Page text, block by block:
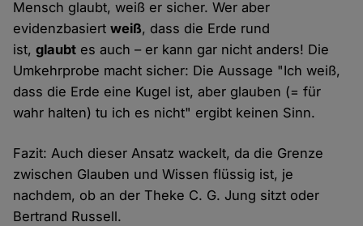
Mensch glaubt, weiß er sicher. Wer aber
evidenzbasiertweiß, dass die Erde rund
ist,glaubt es auch – er kann gar nicht anders! Die
Umkehrprobe macht sicher: Die Aussage "Ich weiß,
dass die Erde eine Kugel ist, aber glauben (= für
wahr halten) tu ich es nicht" ergibt keinen Sinn.
Fazit: Auch dieser Ansatz wackelt, da die Grenze
zwischen Glauben und Wissen flüssig ist, je
nachdem, ob an der Theke C. G. Jung sitzt oder
Bertrand Russell.